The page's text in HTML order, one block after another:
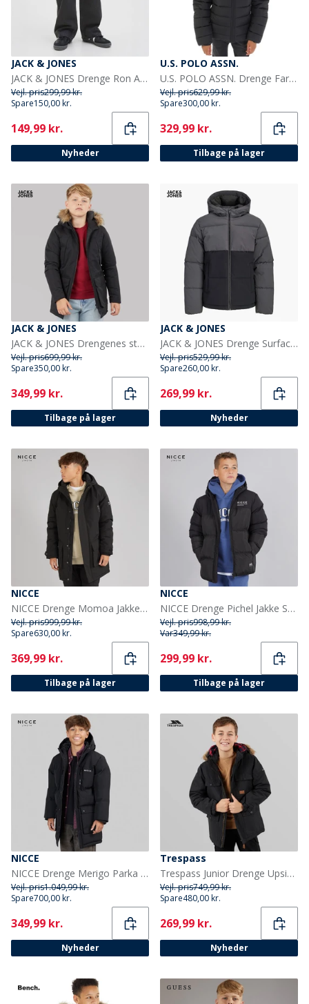
JACK & JONES
JACK & JONES Drenge Ron Akm 823 Jeans Black Denim
Vejl. pris299,99 kr.
Spare150,00 kr.
Current
149,99 kr.
Nyheder
U.S. POLO ASSN.
U.S. POLO ASSN. Drenge Farveblok Åg Pufferjakke Sort
Vejl. pris629,99 kr.
Spare300,00 kr.
Current
329,99 kr.
Tilbage på lager
JACK & JONES
JACK & JONES Drengenes store parka med aftagelig pels Sort
Vejl. pris699,99 kr.
Spare350,00 kr.
Current
349,99 kr.
Tilbage på lager
JACK & JONES
JACK & JONES Drenge Surface Puffer Jakke Asphalt/Sort
Vejl. pris529,99 kr.
Spare260,00 kr.
Current
269,99 kr.
Nyheder
NICCE
NICCE Drenge Momoa Jakke Sort
Vejl. pris999,99 kr.
Spare630,00 kr.
Current
369,99 kr.
Tilbage på lager
NICCE
NICCE Drenge Pichel Jakke Sort
Vejl. pris998,99 kr.
Var349,99 kr.
Current
299,99 kr.
Tilbage på lager
NICCE
NICCE Drenge Merigo Parka Jakke Sort
Vejl. pris1.049,99 kr.
Spare700,00 kr.
Current
349,99 kr.
Nyheder
Trespass
Trespass Junior Drenge Upsider Isoleret Vandtæt Parka Sort
Vejl. pris749,99 kr.
Spare480,00 kr.
Current
269,99 kr.
Nyheder